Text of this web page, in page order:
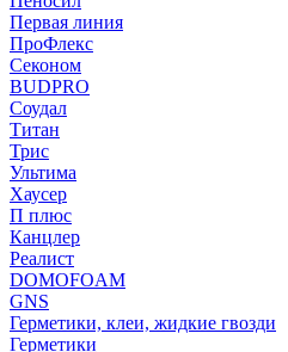
Первая линия
ПроФлекс
Секоном
BUDPRO
Соудал
Титан
Трис
Ультима
Хаусер
П плюс
Канцлер
Реалист
DOMOFOAM
GNS
Герметики, клеи, жидкие гвозди
Герметики